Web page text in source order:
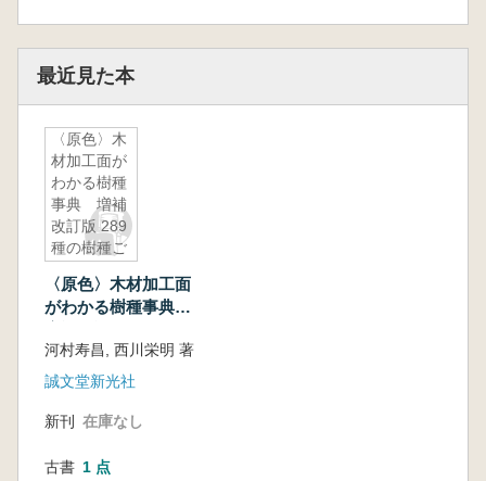
最近見た本
〈原色〉木
材加工面が
わかる樹種
事典 増補
改訂版 289
種の樹種ご
色、匂いな
どの特徴を
く解説
〈原色〉木材加工面
がわかる樹種事典
樹種ごとに硬さや
色、匂いなどの特徴
河村寿昌, 西川栄明 著
誠文堂新光社
新刊 在庫なし
古書 1 点